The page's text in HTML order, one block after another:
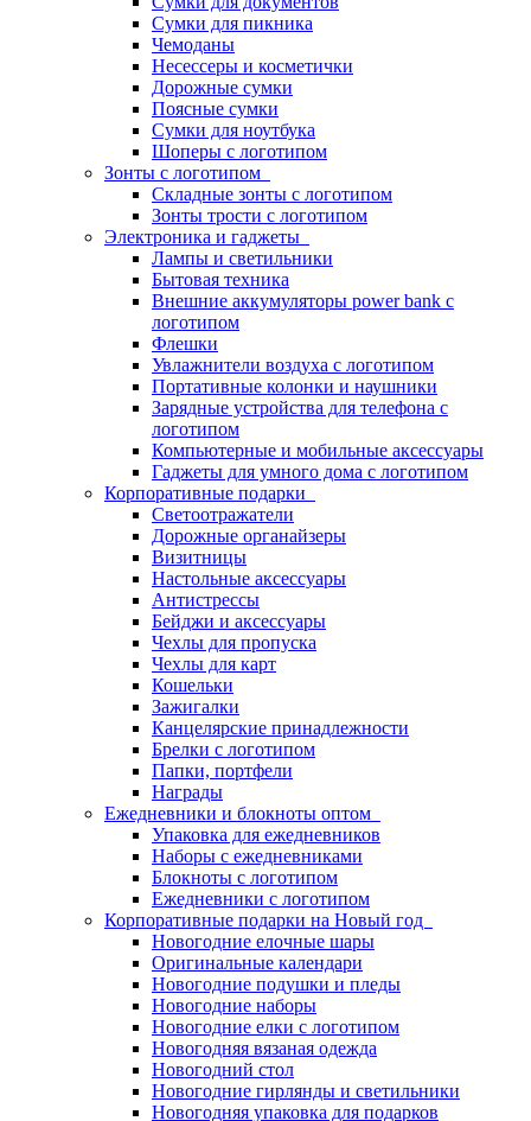
Сумки для пикника
Чемоданы
Несессеры и косметички
Дорожные сумки
Поясные сумки
Сумки для ноутбука
Шоперы с логотипом
Зонты с логотипом
Складные зонты с логотипом
Зонты трости с логотипом
Электроника и гаджеты
Лампы и светильники
Бытовая техника
Внешние аккумуляторы power bank с
логотипом
Флешки
Увлажнители воздуха с логотипом
Портативные колонки и наушники
Зарядные устройства для телефона с
логотипом
Компьютерные и мобильные аксессуары
Гаджеты для умного дома с логотипом
Корпоративные подарки
Светоотражатели
Дорожные органайзеры
Визитницы
Настольные аксессуары
Антистрессы
Бейджи и аксессуары
Чехлы для пропуска
Чехлы для карт
Кошельки
Зажигалки
Канцелярские принадлежности
Брелки с логотипом
Папки, портфели
Награды
Ежедневники и блокноты оптом
Упаковка для ежедневников
Наборы с ежедневниками
Блокноты с логотипом
Ежедневники с логотипом
Корпоративные подарки на Новый год
Новогодние елочные шары
Оригинальные календари
Новогодние подушки и пледы
Новогодние наборы
Новогодние елки с логотипом
Новогодняя вязаная одежда
Новогодний стол
Новогодние гирлянды и светильники
Новогодняя упаковка для подарков